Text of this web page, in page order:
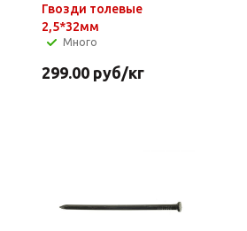
Гвозди толевые
2,5*32мм
Много
299.00 руб/кг